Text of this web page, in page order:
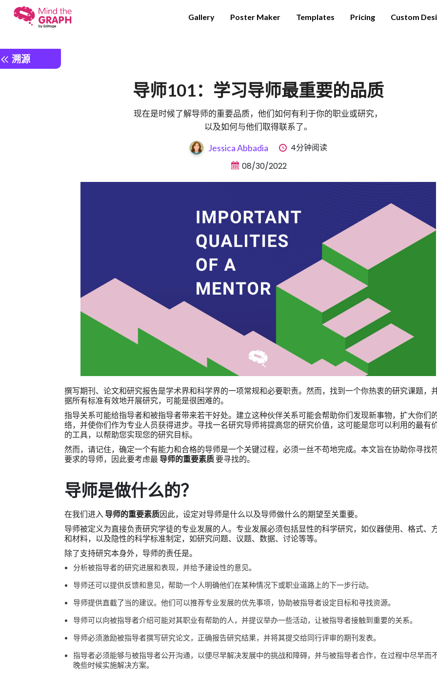
Gallery Poster Maker Templates Pricing Custom
溯源
导师101：学习导师最重要的品质
现在是时候了解导师的重要品质，他们如何有利于你的职业或研究，
以及如何与他们取得联系了。
Jessica Abbadia
4分钟阅读
08/30/2022
撰写期刊、论文和研究报告是学术界和科学界的一项常规和必要职责。然而，找到一个你热衷的研究课题，
据所有标准有效地开展研究，可能是很困难的。
指导关系可能给指导者和被指导者带来若干好处。建立这种伙伴关系可能会帮助你们发现新事物，扩大你们
络，并使你们作为专业人员获得进步。寻找一名研究导师将提高您的研究价值，这可能是您可以利用的最有
的工具，以帮助您实现您的研究目标。
然而，请记住，确定一个有能力和合格的导师是一个关键过程，必须一丝不苟地完成。本文旨在协助你寻找
要求的导师，因此要考虑最 导师的重要素质要寻找的。
导师是做什么的？
在我们进入 导师的重要素质因此，设定对导师是什么以及导师做什么的期望至关重要。
导师被定义为直接负责研究学徒的专业发展的人。专业发展必须包括显性的科学研究，如仪器使用、格式、
和材料，以及隐性的科学标准制定，如研究问题、议题、数据、讨论等等。
除了支持研究本身外，导师的责任是。
分析被指导者的研究进展和表现，并给予建设性的意见。
导师还可以提供反馈和意见，帮助一个人明确他们在某种情况下或职业道路上的下一步行动。
导师提供直截了当的建议。他们可以推荐专业发展的优先事项，协助被指导者设定目标和寻找资源。
导师可以向被指导者介绍可能对其职业有帮助的人，并提议举办一些活动，让被指导者接触到重要的关系。
导师必须激励被指导者撰写研究论文，正确报告研究结果，并将其提交给同行评审的期刊发表。
指导者必须能够与被指导者公开沟通，以便尽早解决发展中的挑战和障碍，并与被指导者合作，在过程中尽早而
晚些时候实施解决方案。